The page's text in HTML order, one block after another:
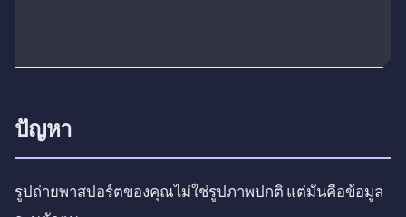
ปัญหา
รูปถ่ายพาสปอร์ตของคุณไม่ใช่รูปภาพปกติ แต่มันคือข้อมูล